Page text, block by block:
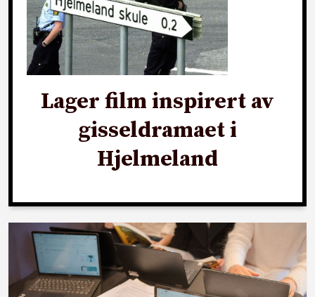
Lager film inspirert av
gisseldramaet i
Hjelmeland